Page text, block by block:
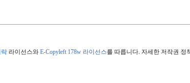
라이선스와 E-Copyleft 178w 라이선스를 따릅니다. 자세한 저작권 정